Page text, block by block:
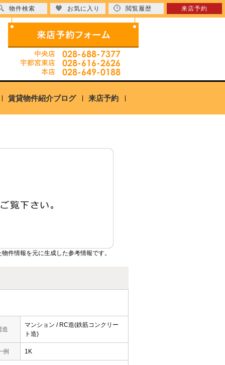
賃貸物件紹介ブログ 来店予約
物件検索 お気に入り 閲覧履歴 来店予約
件情報を元に生成した参考情報です。
造
マンション / RC造(鉄筋コンクリー
ト造)
例 1K